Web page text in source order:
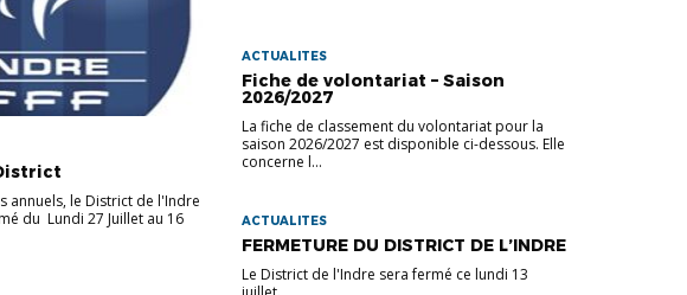
annuels, le District de l'Indre
du Lundi 27 Juillet au 16
ACTUALITES
Fiche de volontariat – Saison
2026/2027
La fiche de classement du volontariat pour la
saison 2026/2027 est disponible ci-dessous. Elle
concerne l...
ACTUALITES
FERMETURE DU DISTRICT DE L’INDRE
Le District de l'Indre sera fermé ce lundi 13